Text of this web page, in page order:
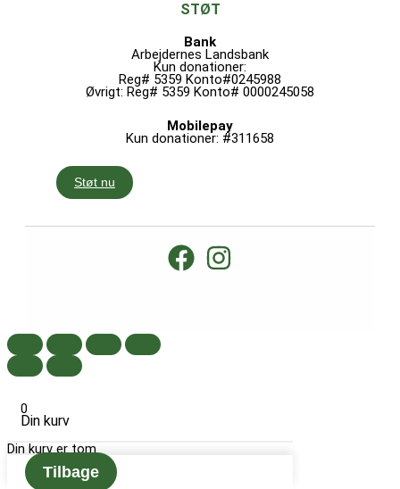
STØT
Bank
Arbejdernes Landsbank
Kun donationer:
Reg# 5359 Konto#0245988
Øvrigt: Reg# 5359 Konto# 0000245058
Mobilepay
Kun donationer: #311658
Støt nu
0
Din kurv
Din kurv er tom
Tilbage